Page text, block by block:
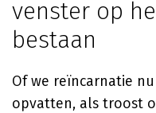
venster op
bestaan
Of we reïncarnatie
opvatten, als troost